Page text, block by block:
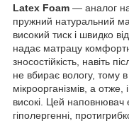
Latex Foam — аналог
пружний натуральний
високий тиск і швидко
надає матрацу
зносостійкість, навіть
не вбирає вологу, тому
мікроорганізмів, а отже,
високі. Цей наповнювач
гіполергенні,